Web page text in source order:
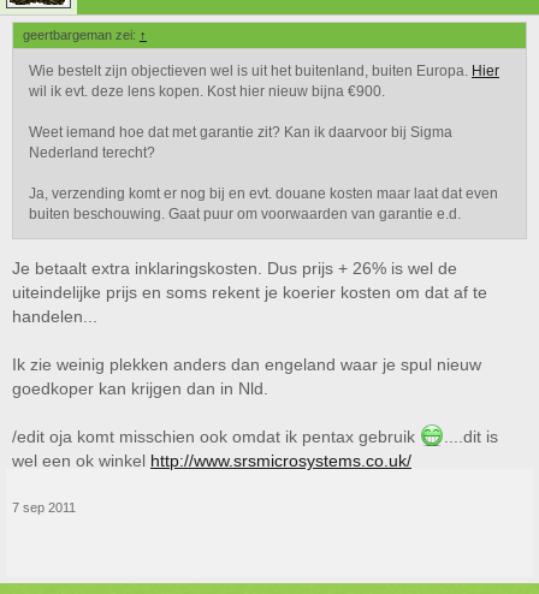
geertbargeman zei: ↑
Wie bestelt zijn objectieven wel is uit het buitenland, buiten Europa. Hier
wil ik evt. deze lens kopen. Kost hier nieuw bijna €900.
Weet iemand hoe dat met garantie zit? Kan ik daarvoor bij Sigma
Nederland terecht?
Ja, verzending komt er nog bij en evt. douane kosten maar laat dat even
buiten beschouwing. Gaat puur om voorwaarden van garantie e.d.
Je betaalt extra inklaringskosten. Dus prijs + 26% is wel de
uiteindelijke prijs en soms rekent je koerier kosten om dat af te
handelen...
Ik zie weinig plekken anders dan engeland waar je spul nieuw
goedkoper kan krijgen dan in Nld.
/edit oja komt misschien ook omdat ik pentax gebruik
....dit is
wel een ok winkel http://www.srsmicrosystems.co.uk/
7 sep 2011